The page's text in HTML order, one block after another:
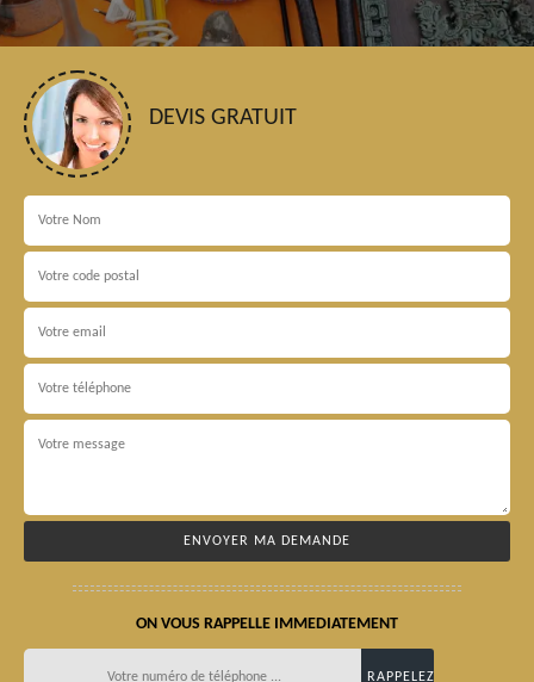
DEVIS GRATUIT
ON VOUS RAPPELLE IMMEDIATEMENT